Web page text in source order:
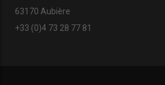
63170 Aubière
+33 (0)4 73 28 77 81